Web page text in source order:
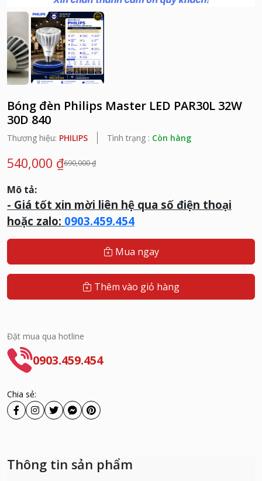
Bóng đèn Philips Master LED PAR30L 32W
30D 840
Thương hiệu: PHILIPS Tình trạng : Còn hàng
540,000 ₫690,000 ₫
Mô tả:
- Giá tốt xin mời liên hệ qua số điện thoại
hoặc zalo: 0903.459.454
Mua ngay
Thêm vào giỏ hàng
Đặt mua qua hotline
0903.459.454
Chia sẻ:
Thông tin sản phẩm